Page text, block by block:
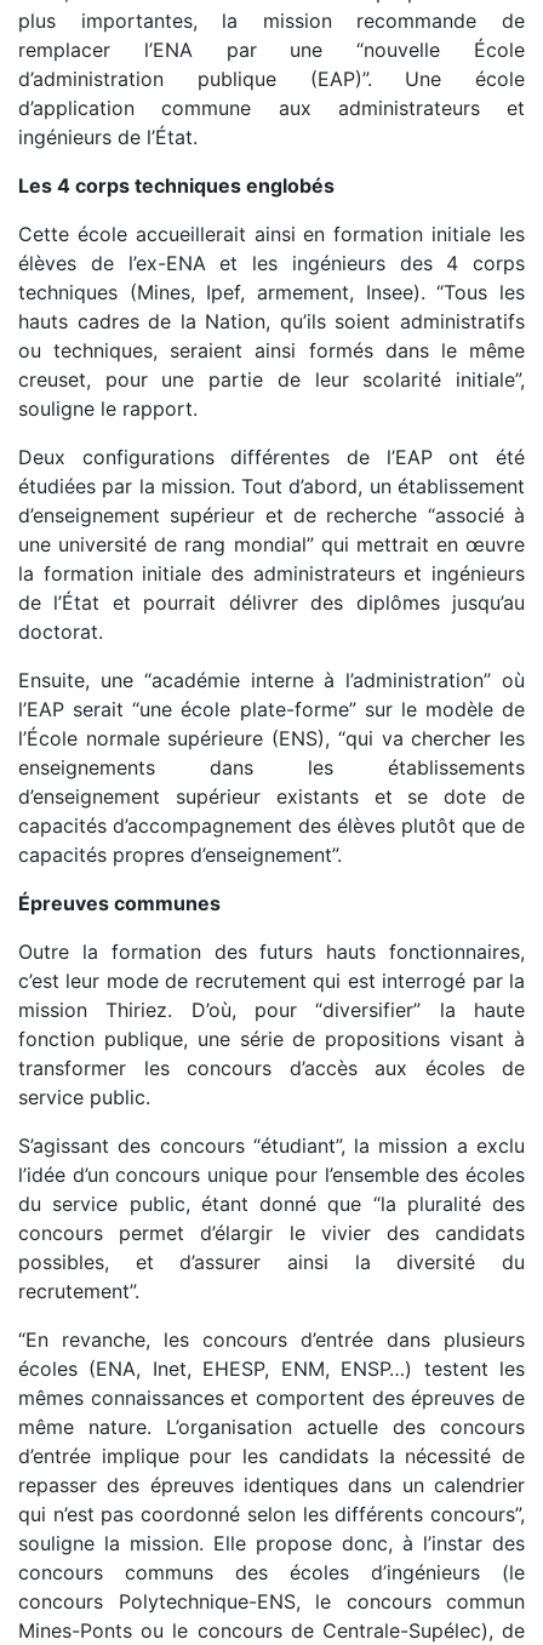
plus importantes, la mission recommande de
remplacer l’ENA par une “nouvelle École
d’administration publique (EAP)”. Une école
d’application commune aux administrateurs et
ingénieurs de l’État.
Les 4 corps techniques englobés
Cette école accueillerait ainsi en formation initiale les
élèves de l’ex-ENA et les ingénieurs des 4 corps
techniques (Mines, Ipef, armement, Insee). “Tous les
hauts cadres de la Nation, qu’ils soient administratifs
ou techniques, seraient ainsi formés dans le même
creuset, pour une partie de leur scolarité initiale”,
souligne le rapport.
Deux configurations différentes de l’EAP ont été
étudiées par la mission. Tout d’abord, un établissement
d’enseignement supérieur et de recherche “associé à
une université de rang mondial” qui mettrait en œuvre
la formation initiale des administrateurs et ingénieurs
de l’État et pourrait délivrer des diplômes jusqu’au
doctorat.
Ensuite, une “académie interne à l’administration” où
l’EAP serait “une école plate-forme” sur le modèle de
l’École normale supérieure (ENS), “qui va chercher les
enseignements dans les établissements
d’enseignement supérieur existants et se dote de
capacités d’accompagnement des élèves plutôt que de
capacités propres d’enseignement”.
Épreuves communes
Outre la formation des futurs hauts fonctionnaires,
c’est leur mode de recrutement qui est interrogé par la
mission Thiriez. D’où, pour “diversifier” la haute
fonction publique, une série de propositions visant à
transformer les concours d’accès aux écoles de
service public.
S’agissant des concours “étudiant”, la mission a exclu
l’idée d’un concours unique pour l’ensemble des écoles
du service public, étant donné que “la pluralité des
concours permet d’élargir le vivier des candidats
possibles, et d’assurer ainsi la diversité du
recrutement”.
“En revanche, les concours d’entrée dans plusieurs
écoles (ENA, Inet, EHESP, ENM, ENSP…) testent les
mêmes connaissances et comportent des épreuves de
même nature. L’organisation actuelle des concours
d’entrée implique pour les candidats la nécessité de
repasser des épreuves identiques dans un calendrier
qui n’est pas coordonné selon les différents concours”,
souligne la mission. Elle propose donc, à l’instar des
concours communs des écoles d’ingénieurs (le
concours Polytechnique-ENS, le concours commun
Mines-Ponts ou le concours de Centrale-Supélec), de